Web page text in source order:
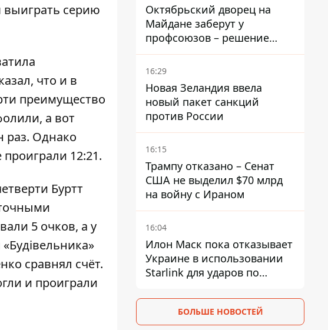
выиграть серию
что и в
преимущество
а вот
раз. Однако
12:21.
Буртт
5 очков, а у
сравнял счёт.
и проиграли
Октябрьский дворец на
Майдане заберут у
профсоюзов – решение
Хозяйственного суда
16:29
Новая Зеландия ввела
новый пакет санкций
против России
16:15
Трампу отказано – Сенат
США не выделил $70 млрд
на войну с Ираном
16:04
Илон Маск пока отказывает
Украине в использовании
Starlink для ударов по
БОЛЬШЕ НОВОСТЕЙ